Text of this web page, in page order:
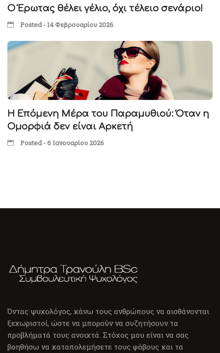
Ο Έρωτας θέλει γέλιο, όχι τέλειο σενάριο!
Posted - 14 Φεβρουαρίου 2026
Η Επόμενη Μέρα του Παραμυθιού: Όταν η
Ομορφιά δεν είναι Αρκετή
Posted - 6 Ιανουαρίου 2026
Όντας ψυχολόγος, κάνω τους ανθρώπους να αισθάνονται
ξεχωριστοί, ώστε να μπορούν να συζητήσουν τα
προβλήματά τους ανοιχτά. Στόχος μου είναι να σας
βοηθήσω να καταπολεμήσετε τους φόβους και τα